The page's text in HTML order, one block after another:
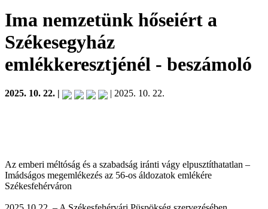
Ima nemzetünk hőseiért a
Székesegyház
emlékkeresztjénél - beszámoló
2025. 10. 22. | | 2025. 10. 22.
Az emberi méltóság és a szabadság iránti vágy elpusztíthatatlan –
Imádságos megemlékezés az 56-os áldozatok emlékére
Székesfehérváron